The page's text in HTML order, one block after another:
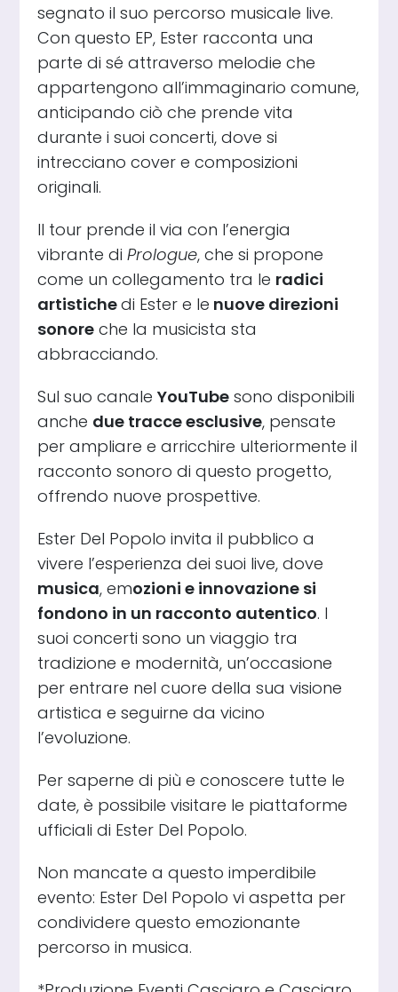
segnato il suo percorso musicale live.
Con questo EP, Ester racconta una
parte di sé attraverso melodie che
appartengono all’immaginario comune,
anticipando ciò che prende vita
durante i suoi concerti, dove si
intrecciano cover e composizioni
originali.
Il tour prende il via con l’energia
vibrante diPrologue, che si propone
come un collegamento tra le radici
artistichedi Ester e le nuove direzioni
sonore che la musicista sta
abbracciando.
Sul suo canaleYouTube sono disponibili
anche due tracce esclusive, pensate
per ampliare e arricchire ulteriormente il
racconto sonoro di questo progetto,
offrendo nuove prospettive.
Ester Del Popolo invita il pubblico a
vivere l’esperienza dei suoi live, dove
musica, emozioni e innovazione si
fondono in un racconto autentico. I
suoi concerti sono un viaggio tra
tradizione e modernità, un’occasione
per entrare nel cuore della sua visione
artistica e seguirne da vicino
l’evoluzione.
Per saperne di più e conoscere tutte le
date, è possibile visitare le piattaforme
ufficiali di Ester Del Popolo.
Non mancate a questo imperdibile
evento: Ester Del Popolo vi aspetta per
condividere questo emozionante
percorso in musica.